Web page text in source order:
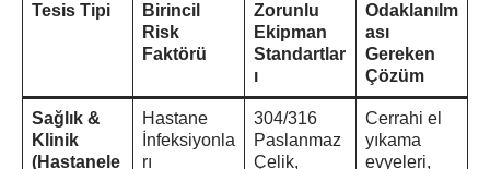
Tesis Tipi
Birincil
Risk
Faktörü
Zorunlu
Ekipman
Standartlar
ı
Odaklanılm
ası
Gereken
Çözüm
Sağlık &
Klinik
(Hastanele
Hastane
İnfeksiyonla
rı
304/316
Paslanmaz
Çelik,
Cerrahi el
yıkama
evyeleri,